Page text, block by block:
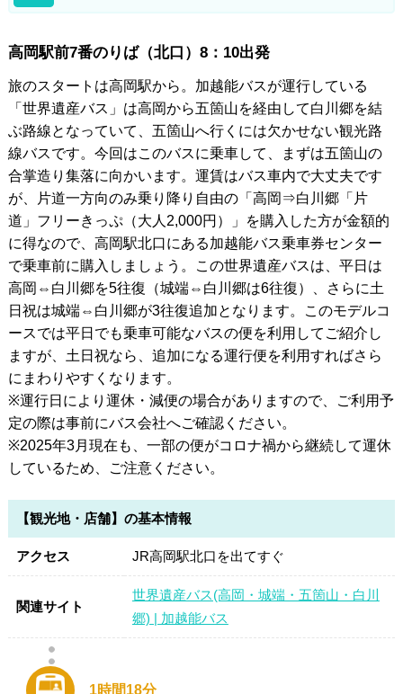
高岡駅前7番のりば（北口）8：10出発
旅のスタートは高岡駅から。加越能バスが運行している
「世界遺産バス」は高岡から五箇山を経由して白川郷を結
ぶ路線となっていて、五箇山へ行くには欠かせない観光路
線バスです。今回はこのバスに乗車して、まずは五箇山の
合掌造り集落に向かいます。運賃はバス車内で大丈夫です
が、片道一方向のみ乗り降り自由の「高岡⇒白川郷「片
道」フリーきっぷ（大人2,000円）」を購入した方が金額的
に得なので、高岡駅北口にある加越能バス乗車券センター
で乗車前に購入しましょう。この世界遺産バスは、平日は
高岡⇔白川郷を5往復（城端⇔白川郷は6往復）、さらに土
日祝は城端⇔白川郷が3往復追加となります。このモデルコ
ースでは平日でも乗車可能なバスの便を利用してご紹介し
ますが、土日祝なら、追加になる運行便を利用すればさら
にまわりやすくなります。
※運行日により運休・減便の場合がありますので、ご利用予
定の際は事前にバス会社へご確認ください。
※2025年3月現在も、一部の便がコロナ禍から継続して運休
しているため、ご注意ください。
【観光地・店舗】の基本情報
アクセス JR高岡駅北口を出てすぐ
関連サイト
世界遺産バス(高岡・城端・五箇山・白川
郷) | 加越能バス
1時間18分